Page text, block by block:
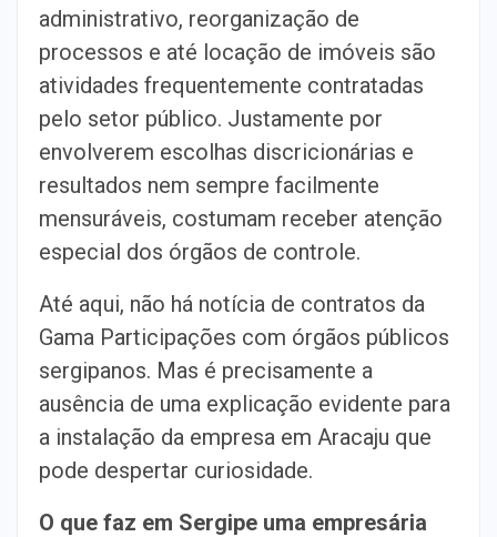
administrativo, reorganização de
processos e até locação de imóveis são
atividades frequentemente contratadas
pelo setor público. Justamente por
envolverem escolhas discricionárias e
resultados nem sempre facilmente
mensuráveis, costumam receber atenção
especial dos órgãos de controle.
Até aqui, não há notícia de contratos da
Gama Participações com órgãos públicos
sergipanos. Mas é precisamente a
ausência de uma explicação evidente para
a instalação da empresa em Aracaju que
pode despertar curiosidade.
O que faz em Sergipe uma empresária